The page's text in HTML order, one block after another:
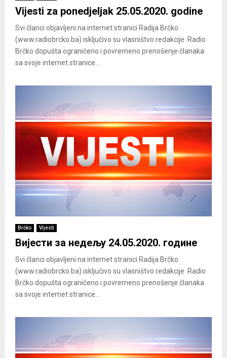
Vijesti za ponedjeljak 25.05.2020. godine
Svi članci objavljeni na internet stranici Radija Brčko
(www.radiobrcko.ba) isključivo su vlasništvo redakcije. Radio
Brčko dopušta ograničeno i povremeno prenošenje članaka
sa svoje internet stranice...
Brčko Vijesti
Вијести за недељу 24.05.2020. године
Svi članci objavljeni na internet stranici Radija Brčko
(www.radiobrcko.ba) isključivo su vlasništvo redakcije. Radio
Brčko dopušta ograničeno i povremeno prenošenje članaka
sa svoje internet stranice...